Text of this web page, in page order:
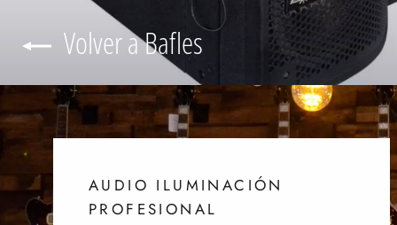
Volver a Bafles
AUDIO ILUMINACIÓN
PROFESIONAL